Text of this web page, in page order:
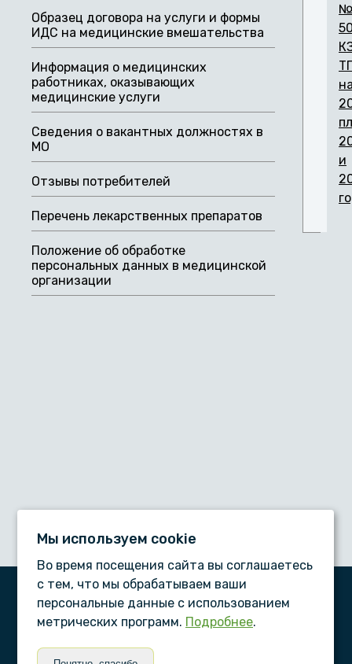
Образец договора на услуги и формы
ИДС на медицинские вмешательства
Информация о медицинских
работниках, оказывающих
медицинские услуги
Сведения о вакантных должностях в
МО
Отзывы потребителей
Перечень лекарственных препаратов
Положение об обработке
персональных данных в медицинской
организации
и
ООО «Дентал-сервис», © 2026
Мы используем сookie
Во время посещения сайта вы соглашаетесь
с тем, что мы обрабатываем ваши
персональные данные с использованием
метрических программ. Подробнее.